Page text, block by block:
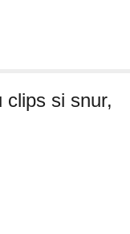
clips si snur,